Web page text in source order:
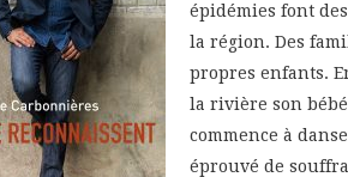
épidémies font
la région. Des
propres enfants.
la rivière son
commence à
éprouvé de